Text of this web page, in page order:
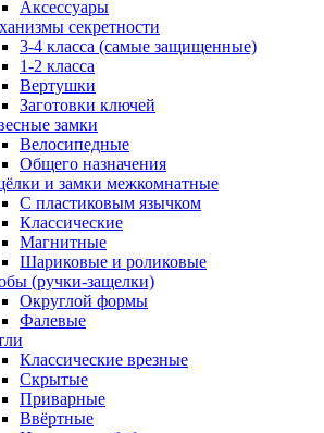
Аксессуары
секретности
3-4 класса (самые защищенные)
1-2 класса
Вертушки
Заготовки ключей
замки
Велосипедные
Общего назначения
и замки межкомнатные
С пластиковым язычком
Классические
Магнитные
Шариковые и роликовые
(ручки-защелки)
Округлой формы
Фалевые
Классические врезные
Скрытые
Приварные
Ввёртные